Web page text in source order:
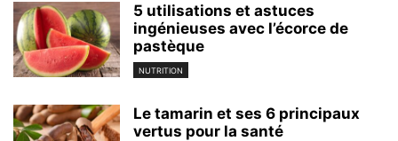
5 utilisations et astuces
ingénieuses avec l’écorce de
pastèque
NUTRITION
Le tamarin et ses 6 principaux
vertus pour la santé